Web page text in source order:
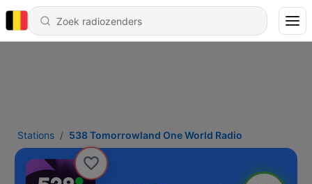
Stations 538 Tomorrowland One World Radio